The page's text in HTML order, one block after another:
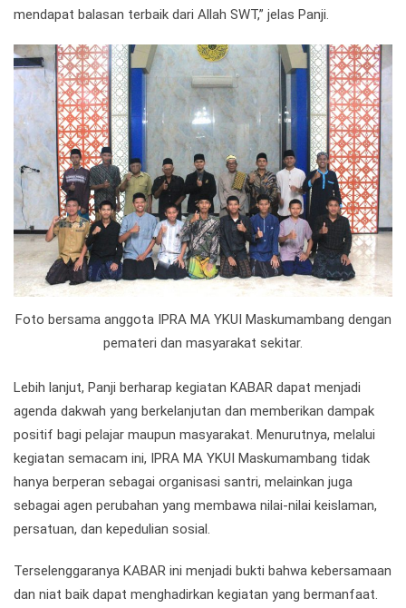
mendapat balasan terbaik dari Allah SWT,” jelas Panji.
Foto bersama anggota IPRA MA YKUI Maskumambang dengan
pemateri dan masyarakat sekitar.
Lebih lanjut, Panji berharap kegiatan KABAR dapat menjadi
agenda dakwah yang berkelanjutan dan memberikan dampak
positif bagi pelajar maupun masyarakat. Menurutnya, melalui
kegiatan semacam ini, IPRA MA YKUI Maskumambang tidak
hanya berperan sebagai organisasi santri, melainkan juga
sebagai agen perubahan yang membawa nilai-nilai keislaman,
persatuan, dan kepedulian sosial.
Terselenggaranya KABAR ini menjadi bukti bahwa kebersamaan
dan niat baik dapat menghadirkan kegiatan yang bermanfaat.